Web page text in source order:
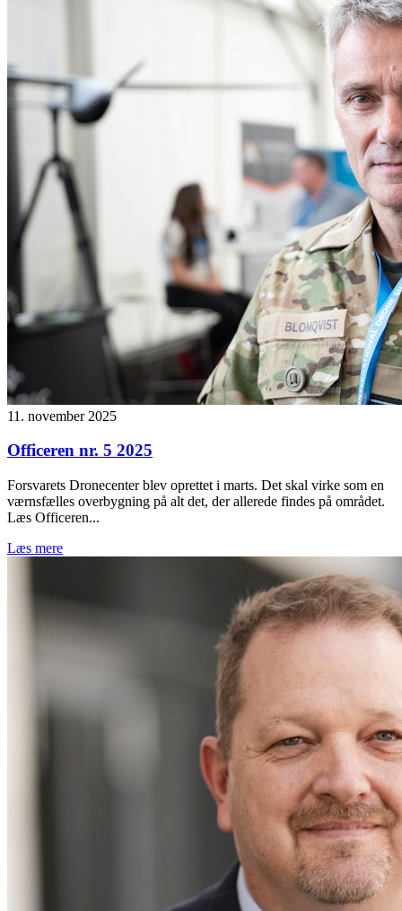
11. november 2025
Officeren nr. 5 2025
Forsvarets Dronecenter blev oprettet i marts. Det skal virke som en
værnsfælles overbygning på alt det, der allerede findes på området.
Læs Officeren...
Læs mere